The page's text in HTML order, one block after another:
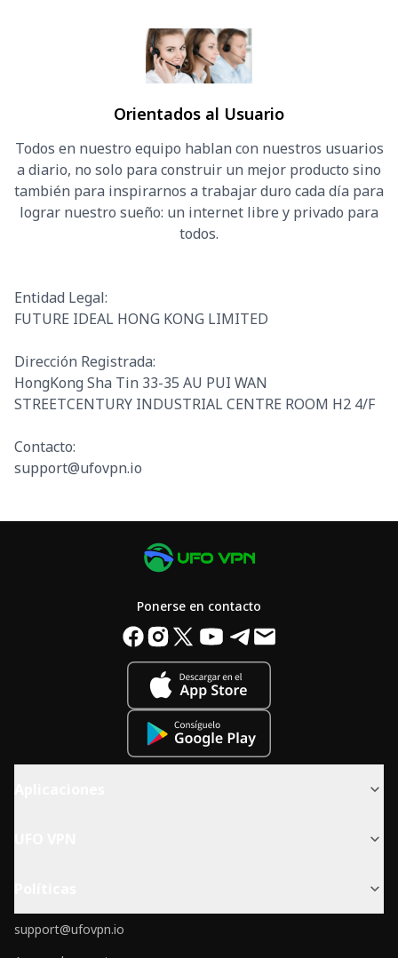
Orientados al Usuario
Todos en nuestro equipo hablan con nuestros usuarios
a diario, no solo para construir un mejor producto sino
también para inspirarnos a trabajar duro cada día para
lograr nuestro sueño: un internet libre y privado para
todos.
Entidad Legal:
FUTURE IDEAL HONG KONG LIMITED
Dirección Registrada:
HongKong Sha Tin 33-35 AU PUI WAN
STREETCENTURY INDUSTRIAL CENTRE ROOM H2 4/F
Contacto:
support@ufovpn.io
Ponerse en contacto
support@ufovpn.io